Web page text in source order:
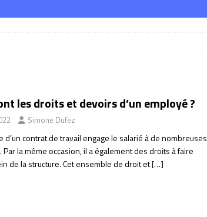
les droits et devoirs d’un employé ?
Simone Dufez
d’un contrat de travail engage le salarié à de nombreuses
la même occasion, il a également des droits à faire
de la structure. Cet ensemble de droit et[…]